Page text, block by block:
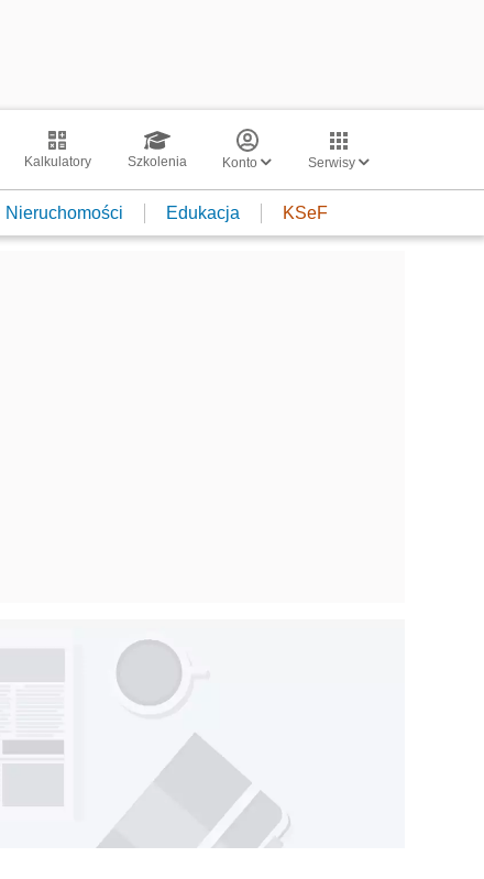
Kalkulatory Szkolenia Konto Serwisy
Nieruchomości Edukacja KSeF